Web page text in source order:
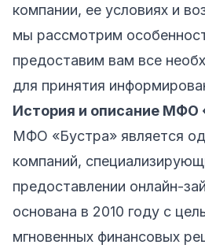
компании, ее условиях и
мы рассмотрим
предоставим вам все
для принятия
История и описание МФО
МФО «Бустра» является
компаний,
предоставлении онлайн-
основана в 2010 году с
мгновенных финансовых